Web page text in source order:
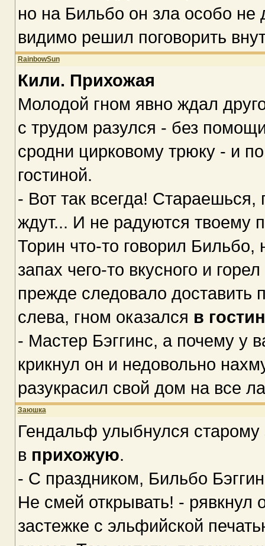
но на Бильбо он зла особо
видимо решил поговорить
RainbowSun
Кили. Прихожая
Молодой гном явно ждал
с трудом разулся - без
сродни цирковому трюку - и
гостиной.
- Вот так всегда! Стараешься,
ждут... И не радуются твоему
Торин что-то говорил
запах чего-то вкусного и
прежде следовало доставить
слева, гном оказался в
- Мастер Бэггинс, а почему у
крикнул он и недовольно
разукрасил свой дом на все
Заюшка
Гендальф улыбнулся старому
в прихожую.
- С праздником, Бильбо
Не смей открывать! - рявкнул
застежке с эльфийской